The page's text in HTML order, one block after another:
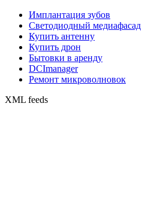
Имплантация зубов
Светодиодный медиафасад
Купить антенну
Купить дрон
Бытовки в аренду
DCImanager
Ремонт микроволновок
XML feeds